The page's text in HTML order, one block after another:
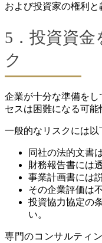
および投資家の権利と
5．投資資
ク
企業が十分な準備を
セスは困難になる可能
一般的なリスクには以
同社の法的文書
財務報告書には
事業計画書には
その企業評価は
投資協力協定の
い。
専門のコンサルティ